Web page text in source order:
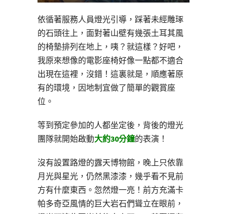
依循著服務人員燈光引導，踩著未經雕琢
的石頭往上，面對著山壁有幾張土耳其風
的椅墊排列在地上，咦？就這樣？好吧，
我原來想像的電影座椅好像一點都不適合
出現在這裡，沒錯！這裏就是，順應著原
有的環境，因地制宜做了簡單的觀賞座
位。
等到預定參加的人都坐定後，背後的燈光
團隊就開始啟動大約30分鐘的表演！
沒有設置路燈的露天博物館，晚上只依靠
月光與星光，仍然黑漆漆，幾乎看不見前
方有什麼東西。忽然燈一亮！前方充滿卡
帕多奇亞風情的巨大岩石們聳立在眼前，